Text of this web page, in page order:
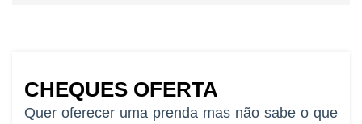
CHEQUES OFERTA
Quer oferecer uma prenda mas não sabe o que